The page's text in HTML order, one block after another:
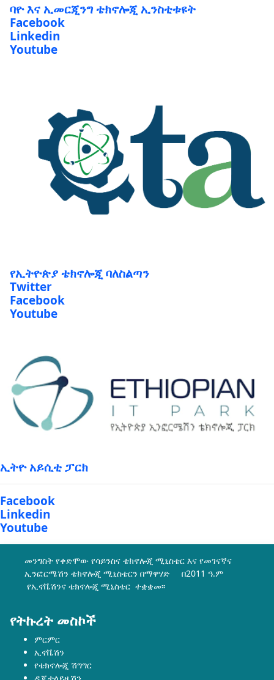
ባዮ እና ኢመርጂንግ ቴክኖሎጂ ኢንስቲቱዩት
Facebook
Linkedin
Youtube
የኢትዮጵያ ቴክኖሎጂ ባለስልጣን
Twitter
Facebook
Youtube
ኢትዮ አይሲቲ ፓርክ
Facebook
Linkedin
Youtube
መንግስት የቀድሞው የሳይንስና ቴክኖሎጂ ሚኒስቴር እና የመገናኛና
ኢንፎርሜሽን ቴክኖሎጂ ሚኒስቴርን በማዋሃድ በ2011 ዓ.ም
የኢኖቬሽንና ቴክኖሎጂ ሚኒስቴር ተቋቋመ፡፡
የትኩረት መስኮች
ምርምር
ኢኖቬሽን
የቴክኖሎጂ ሽግግር